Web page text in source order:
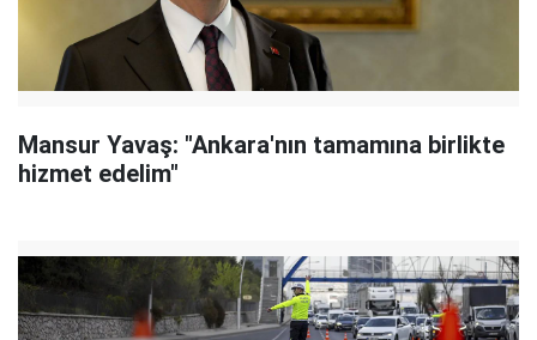
Mansur Yavaş: "Ankara'nın tamamına birlikte
hizmet edelim"